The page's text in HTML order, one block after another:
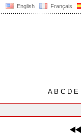
English Français
AB C D E